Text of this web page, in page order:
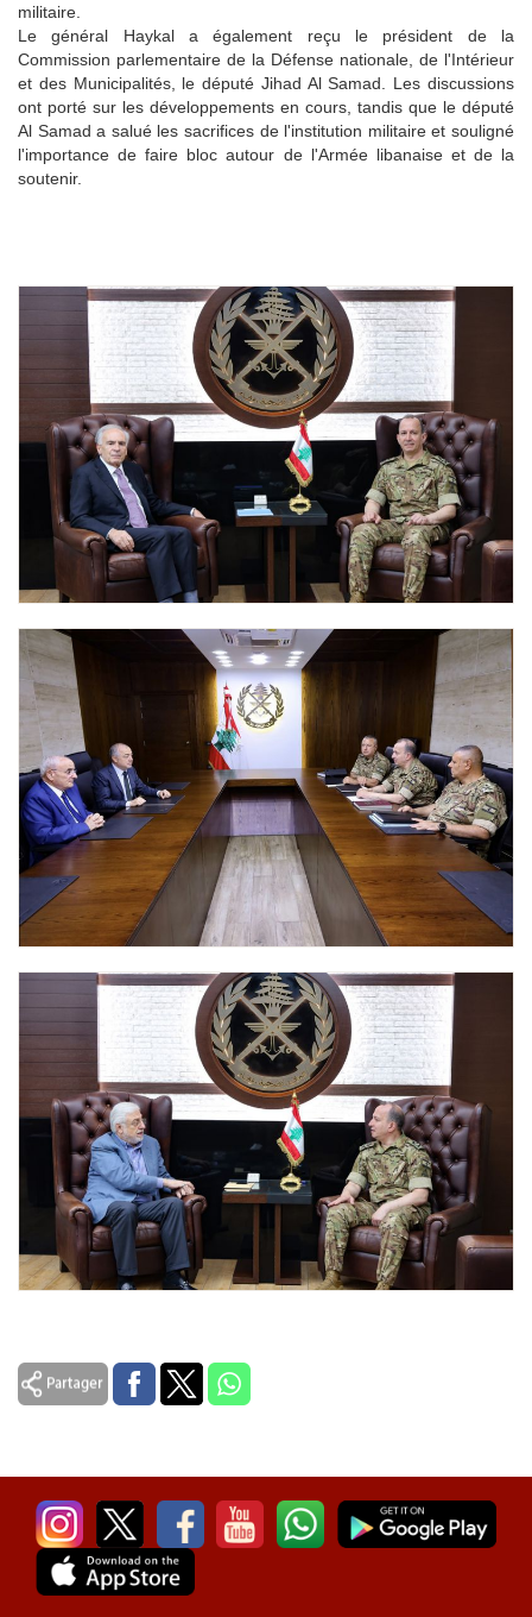
militaire.
Le général Haykal a également reçu le président de la
Commission parlementaire de la Défense nationale, de l'Intérieur
et des Municipalités, le député Jihad Al Samad. Les discussions
ont porté sur les développements en cours, tandis que le député
Al Samad a salué les sacrifices de l'institution militaire et souligné
l'importance de faire bloc autour de l'Armée libanaise et de la
soutenir.